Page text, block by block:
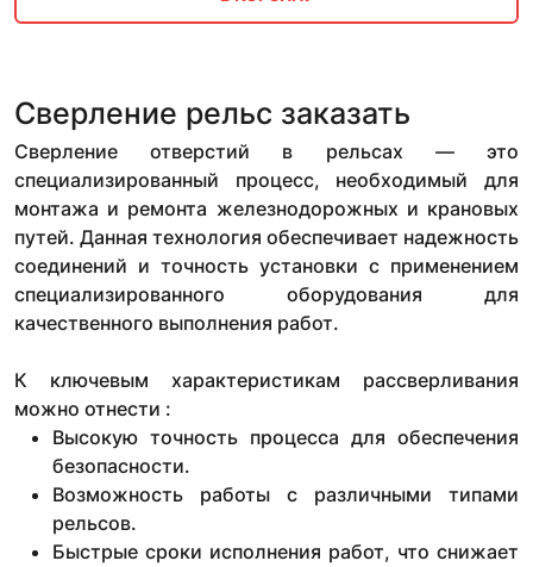
Сверление рельс заказать
Сверление отверстий в рельсах — это
специализированный процесс, необходимый для
монтажа и ремонта железнодорожных и крановых
путей. Данная технология обеспечивает надежность
соединений и точность установки с применением
специализированного оборудования для
качественного выполнения работ.
К ключевым характеристикам рассверливания
можно отнести :
Высокую точность процесса для обеспечения
безопасности.
Возможность работы с различными типами
рельсов.
Быстрые сроки исполнения работ, что снижает